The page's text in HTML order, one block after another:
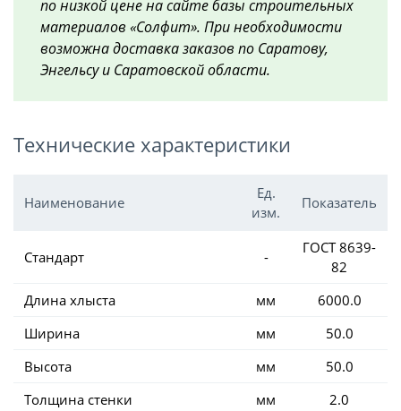
по низкой цене на сайте базы строительных
материалов «Солфит». При необходимости
возможна доставка заказов по Саратову,
Энгельсу и Саратовской области.
Технические характеристики
Наименование
Ед.
изм.
Показатель
Cтандарт -
ГОСТ 8639-
82
Длина хлыста
мм
6000.0
Ширина
мм
50.0
Высота
мм
50.0
Толщина стенки
мм 2.0